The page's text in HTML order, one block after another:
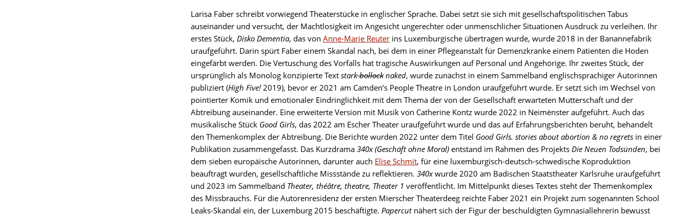
Larisa Faber schreibt vorwiegend Theaterstücke in englischer Sprache. Dabei setzt sie sich mit gesellschaftspolitischen Tabus
auseinander und versucht, der Machtlosigkeit im Angesicht ungerechter oder unmenschlicher Situationen Ausdruck zu verleihen. Ihr
erstes Stück, Disko Dementia, das von Anne-Marie Reuter ins Luxemburgische übertragen wurde, wurde 2018 in der Banannefabrik
uraufgeführt. Darin spürt Faber einem Skandal nach, bei dem in einer Pflegeanstalt für Demenzkranke einem Patienten die Hoden
eingefärbt werden. Die Vertuschung des Vorfalls hat tragische Auswirkungen auf Personal und Angehörige. Ihr zweites Stück, der
ursprünglich als Monolog konzipierte Text stark bollocknaked, wurde zunächst in einem Sammelband englischsprachiger Autorinnen
publiziert (High Five! 2019), bevor er 2021 am Camden’s People Theatre in London uraufgeführt wurde. Er setzt sich im Wechsel von
pointierter Komik und emotionaler Eindringlichkeit mit dem Thema der von der Gesellschaft erwarteten Mutterschaft und der
Abtreibung auseinander. Eine erweiterte Version mit Musik von Catherine Kontz wurde 2022 in Neimënster aufgeführt. Auch das
musikalische Stück Good Girls, das 2022 am Escher Theater uraufgeführt wurde und das auf Erfahrungsberichten beruht, behandelt
den Themenkomplex der Abtreibung. Die Berichte wurden 2022 unter dem Titel Good Girls. stories about abortion & no regrets in einer
Publikation zusammengefasst. Das Kurzdrama 340x (Geschäft ohne Moral) entstand im Rahmen des Projekts Die Neuen Todsünden, bei
dem sieben europäische Autorinnen, darunter auch Elise Schmit, für eine luxemburgisch-deutsch-schwedische Koproduktion
beauftragt wurden, gesellschaftliche Missstände zu reflektieren. 340xwurde 2020 am Badischen Staatstheater Karlsruhe uraufgeführt
und 2023 im Sammelband Theater, théâtre, theatre, Theater 1 veröffentlicht. Im Mittelpunkt dieses Textes steht der Themenkomplex
des Missbrauchs. Für die Autorenresidenz der ersten Mierscher Theaterdeeg reichte Faber 2021 ein Projekt zum sogenannten School
Leaks-Skandal ein, der Luxemburg 2015 beschäftigte. Papercut nähert sich der Figur der beschuldigten Gymnasiallehrerin bewusst